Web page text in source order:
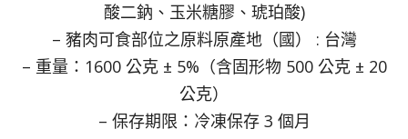
酸二鈉、玉米糖膠、琥珀酸)
– 豬肉可食部位之原料原產地（國） : 台灣
– 重量：1600 公克 ± 5%（含固形物 500 公克 ± 20
公克）
– 保存期限：冷凍保存 3 個月